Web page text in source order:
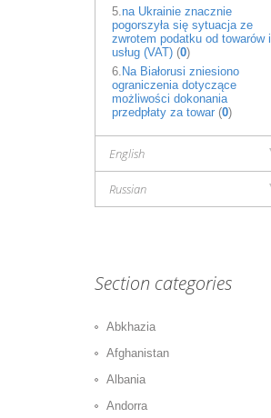
5. na Ukrainie znacznie
pogorszyła się sytuacja ze
zwrotem podatku od towarów i
usług (VAT) (0)
6. Na Białorusi zniesiono
ograniczenia dotyczące
możliwości dokonania
przedpłaty za towar (0)
English
Russian
Section categories
Abkhazia
Afghanistan
Albania
Andorra